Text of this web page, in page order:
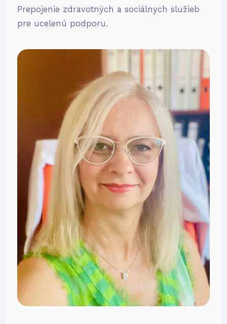
Prepojenie zdravotných a sociálnych služieb
pre ucelenú podporu.